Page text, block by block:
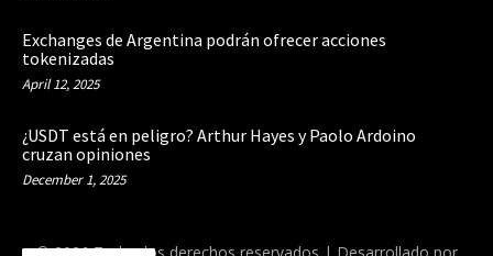
Exchanges de Argentina podrán ofrecer acciones
tokenizadas
April 12, 2025
¿USDT está en peligro? Arthur Hayes y Paolo Ardoino
cruzan opiniones
December 1, 2025